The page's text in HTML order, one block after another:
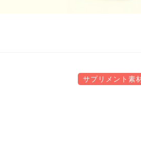
サプリメント素